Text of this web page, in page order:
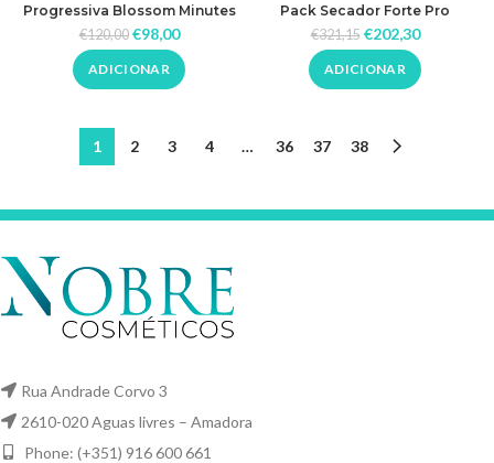
Progressiva Blossom Minutes
One
€120,00 €98,00
ADICIONAR
Pack Secador Forte Pro
Brushless 2150w Black JRL
€321,15 €202,30
ADICIONAR
1 2 3 4 … 36 37 38
Rua Andrade Corvo 3
2610-020 Aguas livres – Amadora
Phone: (+351) 916 600 661